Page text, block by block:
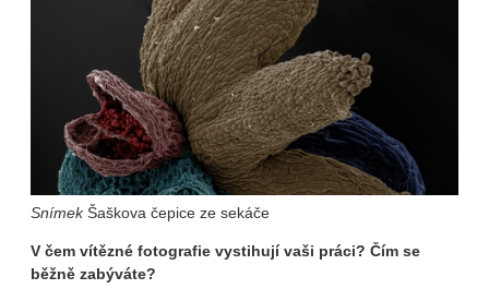
SnímekŠaškova čepice ze sekáče
V čem vítězné fotografie vystihují vaši práci? Čím se
běžně zabýváte?